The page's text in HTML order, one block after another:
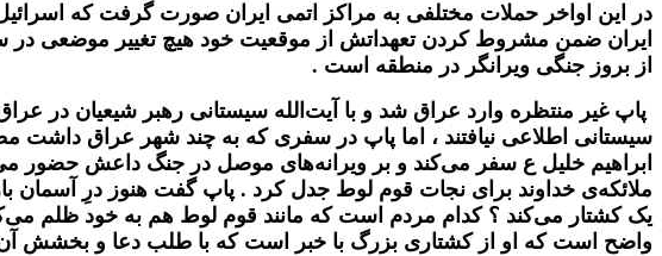
در این اواخر حملات مختلفی به مراکز اتمی ایران صورت گرفت که
ایران ضمن مشروط کردن تعهداتش از موقعیت خود هیچ تغییر موضعی در
از بروز جنگی ویرانگر در منطقه است .
پاپ غیر منتظره وارد عراق شد و با آیت‌الله سیستانی رهبر شیعیان در
سیستانی اطلاعی نیافتند ، اما پاپ در سفری که به چند شهر عراق
ابراهیم خلیل ع سفر می‌کند و بر ویرانه‌های موصل در جنگ داعش حضور
ملائکه‌ی خداوند برای نجات قوم لوط جدل کرد . پاپ گفت هنوز درِ آسمان
یک کشتار می‌کند ؟ کدام مردم است که مانند قوم لوط هم به خود ظلم
واضح است که او از کشتاری بزرگ با خبر است که با طلب دعا و بخشش آن